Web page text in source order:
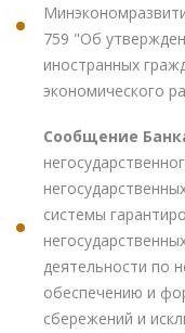
759 "Об
иностранных
экономического
Сообщение
системы
деятельности по
обеспечению и
сбережений и